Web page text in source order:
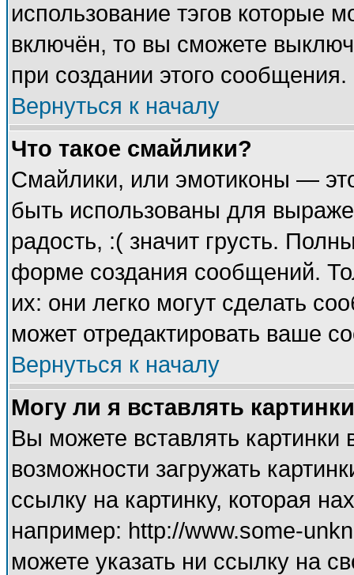
использование тэгов которые
включён, то вы сможете
при создании этого сообщения.
Вернуться к началу
Что такое смайлики?
Смайлики, или эмотиконы —
быть использованы для
радость, :( значит грусть.
форме создания сообщений.
их: они легко могут сделать
может отредактировать ваше
Вернуться к началу
Могу ли я вставлять
Вы можете вставлять
возможности загружать
ссылку на картинку, которая
например: http://www.some-
можете указать ни ссылку на